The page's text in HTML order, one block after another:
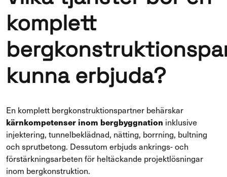
komplett
kunna erbjuda?
En komplett bergkonstruktionspartner behärskar
kärnkompetenser inom bergbyggnation inklusive
injektering, tunnelbeklädnad, nätting, borrning, bultning
och sprutbetong. Dessutom erbjuds ankrings- och
förstärkningsarbeten för heltäckande projektlösningar
inom bergkonstruktion.